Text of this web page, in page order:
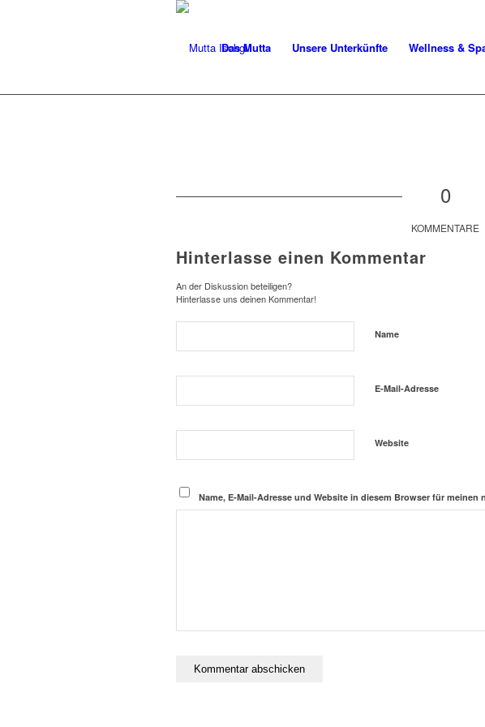
Das Mutta Unsere Unterkünfte Wellness &
0
KOMMENTARE
Hinterlasse einen Kommentar
An der Diskussion beteiligen?
Hinterlasse uns deinen Kommentar!
Name
E-Mail-Adresse
Website
Name, E-Mail-Adresse und Website in diesem Browser für meinen